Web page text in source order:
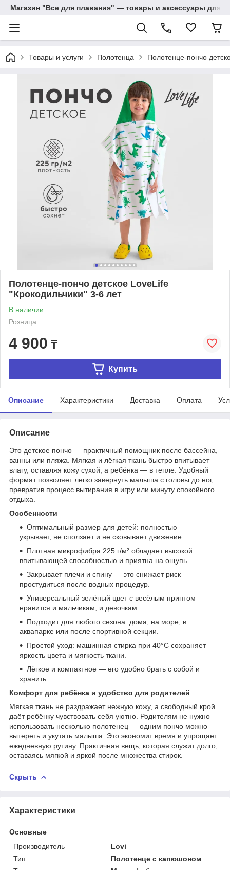
Магазин "Все для плавания" — товары и аксессуары для
Товары и услуги Полотенца Полотенце-пончо
Полотенце-пончо детское LoveLife
"Крокодильчики" 3-6 лет
В наличии
Розница
4 900 ₸
Купить
Описание Характеристики Доставка Оплата
Описание
Это детское пончо — практичный помощник после бассейна,
ванны или пляжа. Мягкая и лёгкая ткань быстро впитывает
влагу, оставляя кожу сухой, а ребёнка — в тепле. Удобный
формат позволяет легко завернуть малыша с головы до ног,
превратив процесс вытирания в игру или минуту спокойного
отдыха.
Особенности
Оптимальный размер для детей: полностью
укрывает, не сползает и не сковывает движение.
Плотная микрофибра 225 г/м² обладает высокой
впитывающей способностью и приятна на ощупь.
Закрывает плечи и спину — это снижает риск
простудиться после водных процедур.
Универсальный зелёный цвет с весёлым принтом
нравится и мальчикам, и девочкам.
Подходит для любого сезона: дома, на море, в
аквапарке или после спортивной секции.
Простой уход: машинная стирка при 40°C сохраняет
яркость цвета и мягкость ткани.
Лёгкое и компактное — его удобно брать с собой и
хранить.
Комфорт для ребёнка и удобство для родителей
Мягкая ткань не раздражает нежную кожу, а свободный крой
даёт ребёнку чувствовать себя уютно. Родителям не нужно
использовать несколько полотенец — одним пончо можно
вытереть и укутать малыша. Это экономит время и упрощает
ежедневную рутину. Практичная вещь, которая служит долго,
оставаясь мягкой и яркой после множества стирок.
Скрыть
Характеристики
Основные
Производитель
Lovi
Тип
Полотенце с капюшоном